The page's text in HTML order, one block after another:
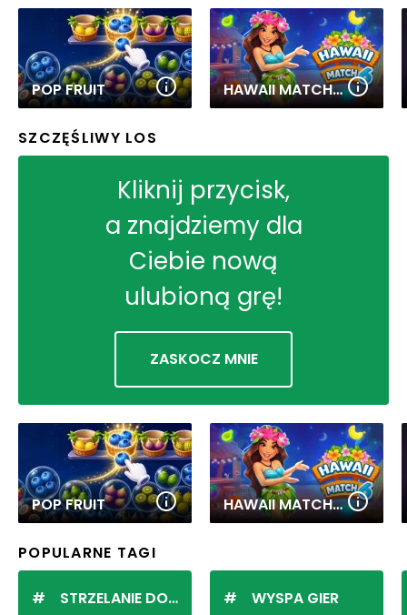
POP FRUIT HAWAII MATCH 6
SZCZĘŚLIWY LOS
Kliknij przycisk,
a znajdziemy dla
Ciebie nową
ulubioną grę!
ZASKOCZ MNIE
POP FRUIT HAWAII MATCH 6
POPULARNE TAGI
STRZELANIE DO KULEK WYSPA GIER